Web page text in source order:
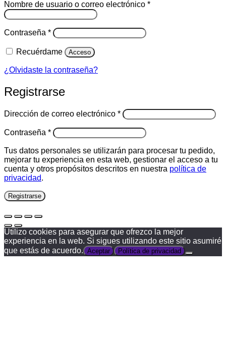
Nombre de usuario o correo electrónico *Obligatorio
Contraseña *Obligatorio
Recuérdame Acceso
¿Olvidaste la contraseña?
Registrarse
Dirección de correo electrónico *Obligatorio
Contraseña *Obligatorio
Tus datos personales se utilizarán para procesar tu pedido,
mejorar tu experiencia en esta web, gestionar el acceso a tu
cuenta y otros propósitos descritos en nuestra política de
privacidad.
Registrarse
Utilizo cookies para asegurar que ofrezco la mejor
experiencia en la web. Si sigues utilizando este sitio asumiré
que estás de acuerdo. Aceptar Política de privacidad